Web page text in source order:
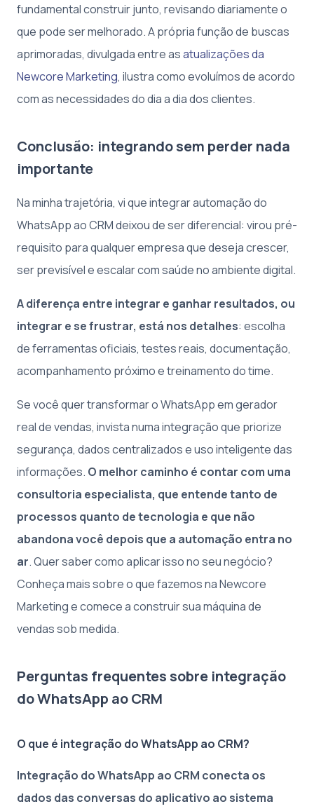
fundamental construir junto, revisando diariamente o
que pode ser melhorado. A própria função de buscas
aprimoradas, divulgada entre asatualizações da
Newcore Marketing, ilustra como evoluímos de acordo
com as necessidades do dia a dia dos clientes.
Conclusão: integrando sem perder nada
importante
Na minha trajetória, vi que integrar automação do
WhatsApp ao CRM deixou de ser diferencial: virou pré-
requisito para qualquer empresa que deseja crescer,
ser previsível e escalar com saúde no ambiente digital.
A diferença entre integrar e ganhar resultados, ou
integrar e se frustrar, está nos detalhes: escolha
de ferramentas oficiais, testes reais, documentação,
acompanhamento próximo e treinamento do time.
Se você quer transformar o WhatsApp em gerador
real de vendas, invista numa integração que priorize
segurança, dados centralizados e uso inteligente das
informações. O melhor caminho é contar com uma
consultoria especialista, que entende tanto de
processos quanto de tecnologia e que não
abandona você depois que a automação entra no
ar. Quer saber como aplicar isso no seu negócio?
Conheça mais sobre o que fazemos na Newcore
Marketing e comece a construir sua máquina de
vendas sob medida.
Perguntas frequentes sobre integração
do WhatsApp ao CRM
O que é integração do WhatsApp ao CRM?
Integração do WhatsApp ao CRM conecta os
dados das conversas do aplicativo ao sistema